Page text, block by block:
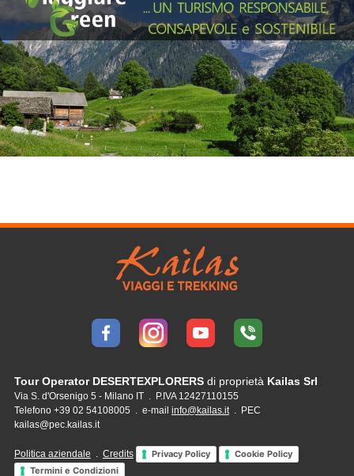
Tour Operator DESERTEXPLORERSdi proprietà Kailas Srl
Via S. d'Orsenigo 5 - Milano IT . P.IVA 12427110155
Telefono +39 02 54108005 . e-mail info@kailas.it. PEC
kailas@pec.kailas.it
Politica aziendale Credits Privacy Policy
Cookie Policy
Termini e Condizioni